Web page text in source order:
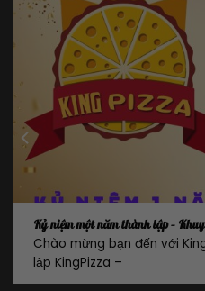
Đặc Biệt Cho Phụ Nữ – King
Ngon Miệng
Chào quý khách hàng